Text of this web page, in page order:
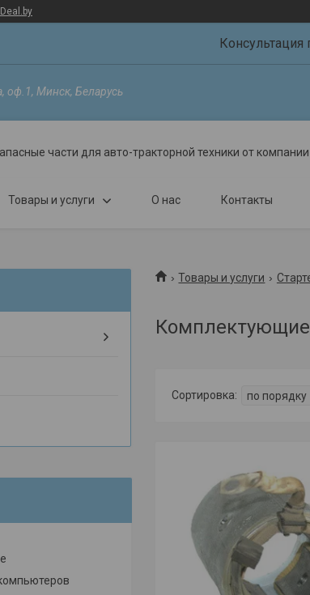
оф.1, Минск, Беларусь
части для авто-тракторной техники от
Товары и услуги О нас Контакты
Товары и услуги
Комплектующие